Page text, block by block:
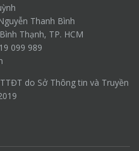
Thanh Bình
Thạnh, TP. HCM
099 989
do Sở Thông tin và Truyền